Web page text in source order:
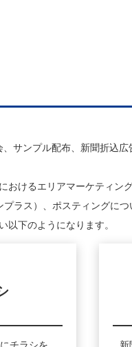
サンプル配布、新聞折込
おけるエリアマーケティン
ラス）、ポスティングにつ
以下のようになります。